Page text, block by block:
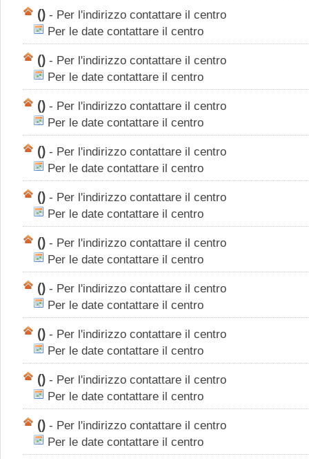
() - Per l'indirizzo contattare il centro
Per le date contattare il centro
() - Per l'indirizzo contattare il centro
Per le date contattare il centro
() - Per l'indirizzo contattare il centro
Per le date contattare il centro
() - Per l'indirizzo contattare il centro
Per le date contattare il centro
() - Per l'indirizzo contattare il centro
Per le date contattare il centro
() - Per l'indirizzo contattare il centro
Per le date contattare il centro
() - Per l'indirizzo contattare il centro
Per le date contattare il centro
() - Per l'indirizzo contattare il centro
Per le date contattare il centro
() - Per l'indirizzo contattare il centro
Per le date contattare il centro
() - Per l'indirizzo contattare il centro
Per le date contattare il centro